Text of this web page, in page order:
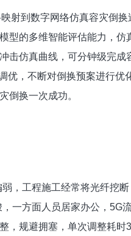
射到数字网络仿真容灾倒
型的多维智能评估能力，仿
击仿真曲线，可分钟级完成
优，不断对倒换预案进行优
倒换一次成功。
，工程施工经常将光纤挖
一方面人员居家办公，5G
，规避拥塞，单次调整耗时